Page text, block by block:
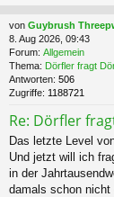
von Guybrush
8. Aug 2026, 09:43
Forum: Allgemein
Thema: Dörfler fragt
Antworten: 506
Zugriffe: 1188721
Re: Dörfler
Das letzte Level
Und jetzt will ich
in der
damals schon